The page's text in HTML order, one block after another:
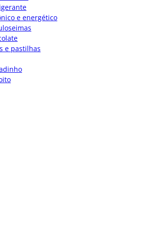
e energético
e pastilhas